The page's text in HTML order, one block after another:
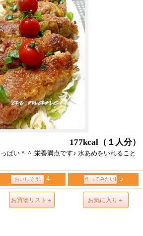
177kcal （１人分）
ぱい＾＾ 栄養満点です♪ 水あめをいれること
おいしそう! 4 作ってみたい! 5
お買物リスト＋ お気に入り＋